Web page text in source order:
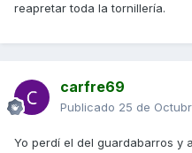
reapretar toda la tornillería.
carfre69
Publicado 25 de
Yo perdí el del guardabarros y